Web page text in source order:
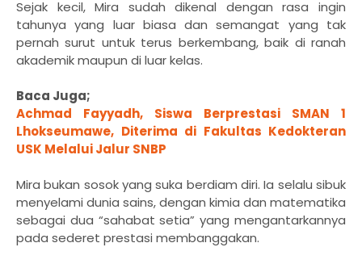
Sejak kecil, Mira sudah dikenal dengan rasa ingin
tahunya yang luar biasa dan semangat yang tak
pernah surut untuk terus berkembang, baik di ranah
akademik maupun di luar kelas.
Baca Juga;
Achmad Fayyadh, Siswa Berprestasi SMAN 1
Lhokseumawe, Diterima di Fakultas Kedokteran
USK Melalui Jalur SNBP
Mira bukan sosok yang suka berdiam diri. Ia selalu sibuk
menyelami dunia sains, dengan kimia dan matematika
sebagai dua “sahabat setia” yang mengantarkannya
pada sederet prestasi membanggakan.